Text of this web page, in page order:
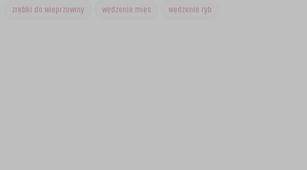
zrębki do wieprzowiny wędzenie mięs wędzenie ryb